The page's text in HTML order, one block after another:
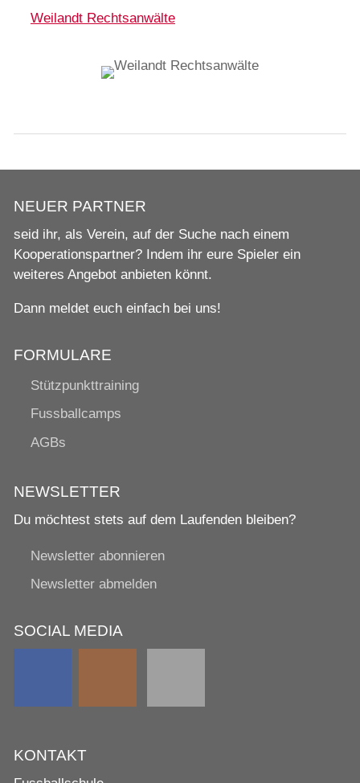
Weilandt Rechtsanwälte
NEUER PARTNER
seid ihr, als Verein, auf der Suche nach einem
Kooperationspartner? Indem ihr eure Spieler ein
weiteres Angebot anbieten könnt.
Dann meldet euch einfach bei uns!
FORMULARE
Stützpunkttraining
Fussballcamps
AGBs
NEWSLETTER
Du möchtest stets auf dem Laufenden bleiben?
Newsletter abonnieren
Newsletter abmelden
SOCIAL MEDIA
KONTAKT